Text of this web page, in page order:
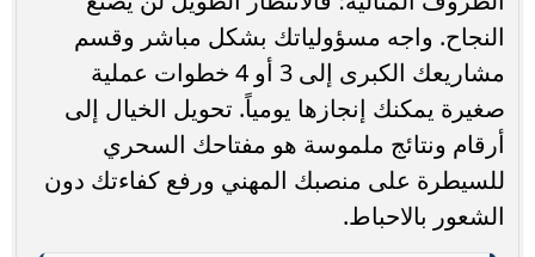
النجاح. واجه مسؤولياتك بشكل مباشر وقسم
مشاريعك الكبرى إلى 3 أو 4 خطوات عملية
صغيرة يمكنك إنجازها يومياً. تحويل الخيال إلى
أرقام ونتائج ملموسة هو مفتاحك السحري
للسيطرة على منصبك المهني ورفع كفاءتك دون
الشعور بالاحباط.